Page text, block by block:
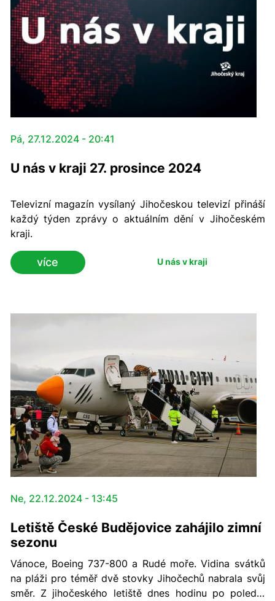
Pá, 27.12.2024 - 20:41
U nás v kraji 27. prosince 2024
Televizní magazín vysílaný Jihočeskou televizí přináší
každý týden zprávy o aktuálním dění v Jihočeském
kraji.
více U nás v kraji
Ne, 22.12.2024 - 13:45
Letiště České Budějovice zahájilo zimní
sezonu
Vánoce, Boeing 737-800 a Rudé moře. Vidina svátků
na pláži pro téměř dvě stovky Jihočechů nabrala svůj
směr. Z jihočeského letiště dnes hodinu po poledni